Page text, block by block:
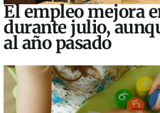
El empleo mejora
durante julio,
al año pasado